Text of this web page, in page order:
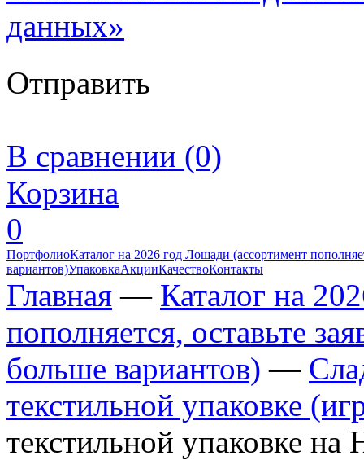
данных»
Отправить
В сравнении (0)
Корзина
0
ПортфолиоКаталог на 2026 год Лошади (ассортимент
вариантов)УпаковкаАкцииКачествоКонтакты
Главная — Каталог на
пополняется, оставьте
больше вариантов) —
текстильной упаковке
текстильной упаковке на